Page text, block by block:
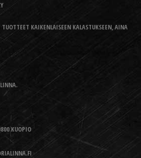
KAIKENLAISEEN KALASTUKSEEN, AINA
KUOPIO